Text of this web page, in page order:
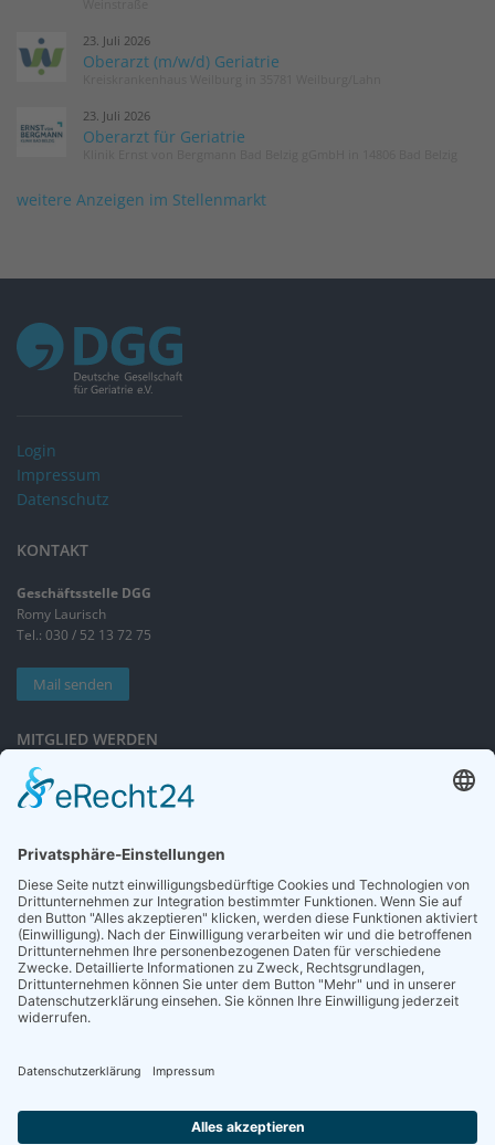
23. Juli 2026
Oberarzt (m/w/d) Geriatrie
23. Juli 2026
Oberarzt für Geriatrie
weitere Anzeigen im Stellenmarkt
Login
Impressum
Datenschutz
KONTAKT
Geschäftsstelle DGG
Romy Laurisch
Tel.: 030 / 52 13 72 75
Mail senden
MITGLIED WERDEN
Sieben gute Gründe
für Ihre Mitgliedschaft
NEWSLETTER
Neuigkeiten rund um die Geriatrie und die DGG – regelmäßig in Ihrem
Postfach.
Die Zeitschrift für Gerontologie und Geriatrie informiert über Neues aus